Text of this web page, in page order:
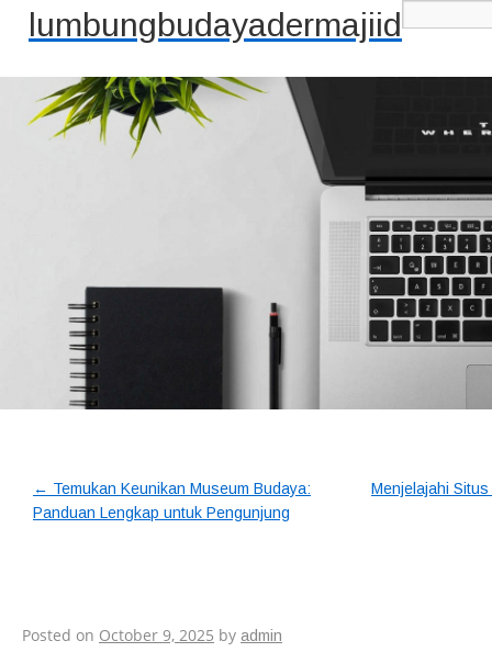
lumbungbudayadermajiid
← Temukan Keunikan Museum Budaya:
Panduan Lengkap untuk Pengunjung
Menjelajahi
Posted on October 9, 2025 by admin